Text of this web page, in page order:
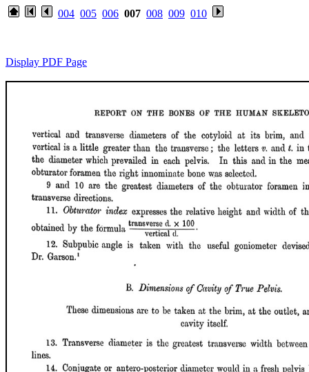
004 005 006 007 008 009 010
Display PDF Page